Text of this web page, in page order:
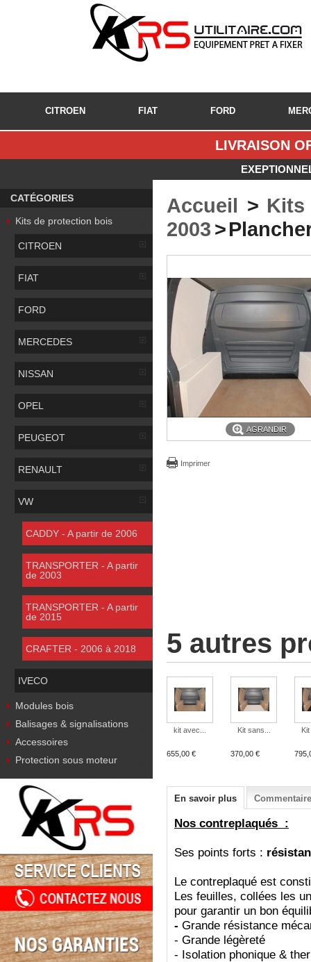
CITROEN FIAT FORD
LIVRAISON
CATÉGORIES
Kits de protection bois
CITROEN
FIAT
FORD
MERCEDES
NISSAN
OPEL
PEUGEOT
RENAULT
VW
CADDY - A partir de 2006
TRANSPORTER - A partir
de 2003
TRANSPORTER - A partir
de 2015
CRAFTER - 2006 à 2018
IVECO
Modules bois
Balisages & signalisations
Accessoires
Protection sous moteur
Accueil > Kits
2003 >
AGRANDIR
Imprimer
5 autres
kit avec...
655,00 €
Kit sans...
370,00 €
En savoir plus
Nos contreplaqués :
Ses points forts :
Le contreplaqué est
Les feuilles, collées les
pour garantir un bon
- Grande résistance
- Grande légèreté
- Isolation phonique &